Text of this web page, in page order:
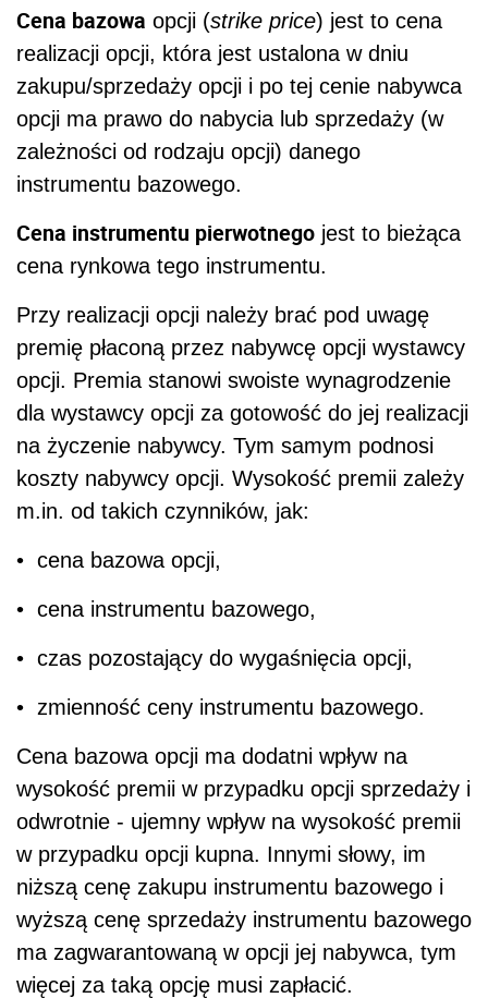
Cena bazowa opcji (strike price) jest to cena
realizacji opcji, która jest ustalona w dniu
zakupu/sprzedaży opcji i po tej cenie nabywca
opcji ma prawo do nabycia lub sprzedaży (w
zależności od rodzaju opcji) danego
instrumentu bazowego.
Cena instrumentu pierwotnego jest to bieżąca
cena rynkowa tego instrumentu.
Przy realizacji opcji należy brać pod uwagę
premię płaconą przez nabywcę opcji wystawcy
opcji. Premia stanowi swoiste wynagrodzenie
dla wystawcy opcji za gotowość do jej realizacji
na życzenie nabywcy. Tym samym podnosi
koszty nabywcy opcji. Wysokość premii zależy
m.in. od takich czynników, jak:
• cena bazowa opcji,
• cena instrumentu bazowego,
• czas pozostający do wygaśnięcia opcji,
• zmienność ceny instrumentu bazowego.
Cena bazowa opcji ma dodatni wpływ na
wysokość premii w przypadku opcji sprzedaży i
odwrotnie - ujemny wpływ na wysokość premii
w przypadku opcji kupna. Innymi słowy, im
niższą cenę zakupu instrumentu bazowego i
wyższą cenę sprzedaży instrumentu bazowego
ma zagwarantowaną w opcji jej nabywca, tym
więcej za taką opcję musi zapłacić.